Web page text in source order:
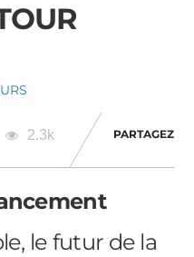
2.3k PARTAGEZ
le futur de la